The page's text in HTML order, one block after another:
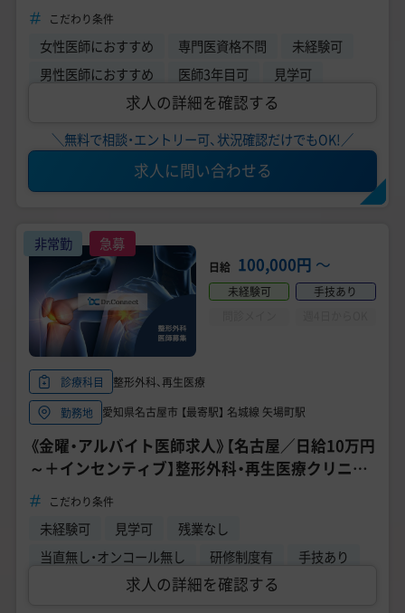
クリニック 新宿本院》
こだわり条件
女性医師におすすめ 専門医資格不問
未経験可
男性医師におすすめ
医師3年目可 見学可
求人の詳細を確認する
＼無料で相談・エントリー可、状況確認だけでもOK!／
求人に問い合わせる
非常勤 急募
日給 100,000円 〜
未経験可
手技あり
診療科目
整形外科、再生医療
勤務地
愛知県名古屋市 【最寄駅】 名城線 矢場町駅
《金曜・アルバイト医師求人》【名古屋／日給10万円
～＋インセンティブ】整形外科・再生医療クリニッ
ク／週1日勤務／整形外科専門医
こだわり条件
未経験可 見学可
残業なし
当直無し・オンコール無し
研修制度有 手技あり
求人の詳細を確認する